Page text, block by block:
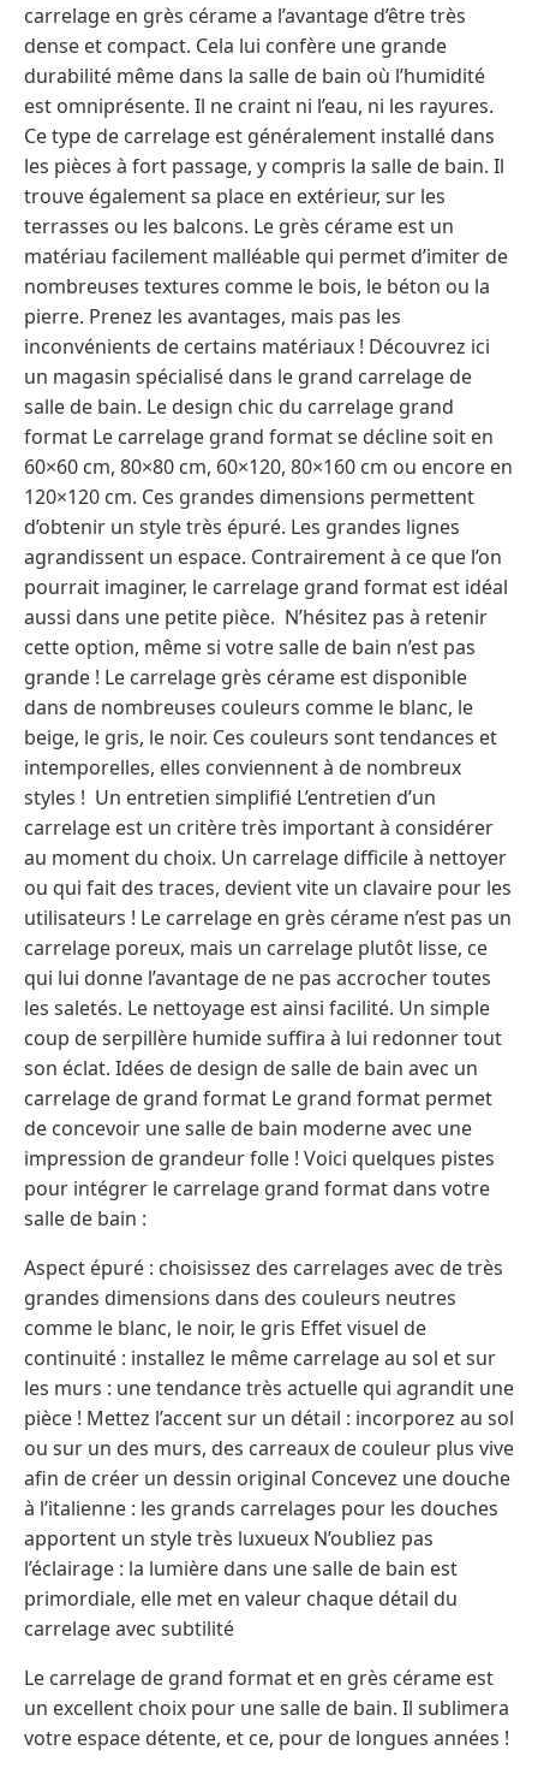
carrelage en grès cérame a l’avantage d’être très
dense et compact. Cela lui confère une grande
durabilité même dans la salle de bain où l’humidité
est omniprésente. Il ne craint ni l’eau, ni les rayures.
Ce type de carrelage est généralement installé dans
les pièces à fort passage, y compris la salle de bain. Il
trouve également sa place en extérieur, sur les
terrasses ou les balcons. Le grès cérame est un
matériau facilement malléable qui permet d’imiter de
nombreuses textures comme le bois, le béton ou la
pierre. Prenez les avantages, mais pas les
inconvénients de certains matériaux ! Découvrez ici
un magasin spécialisé dans le grand carrelage de
salle de bain. Le design chic du carrelage grand
format Le carrelage grand format se décline soit en
60×60 cm, 80×80 cm, 60×120, 80×160 cm ou encore en
120×120 cm. Ces grandes dimensions permettent
d’obtenir un style très épuré. Les grandes lignes
agrandissent un espace. Contrairement à ce que l’on
pourrait imaginer, le carrelage grand format est idéal
aussi dans une petite pièce. N’hésitez pas à retenir
cette option, même si votre salle de bain n’est pas
grande ! Le carrelage grès cérame est disponible
dans de nombreuses couleurs comme le blanc, le
beige, le gris, le noir. Ces couleurs sont tendances et
intemporelles, elles conviennent à de nombreux
styles ! Un entretien simplifié L’entretien d’un
carrelage est un critère très important à considérer
au moment du choix. Un carrelage difficile à nettoyer
ou qui fait des traces, devient vite un clavaire pour les
utilisateurs ! Le carrelage en grès cérame n’est pas un
carrelage poreux, mais un carrelage plutôt lisse, ce
qui lui donne l’avantage de ne pas accrocher toutes
les saletés. Le nettoyage est ainsi facilité. Un simple
coup de serpillère humide suffira à lui redonner tout
son éclat. Idées de design de salle de bain avec un
carrelage de grand format Le grand format permet
de concevoir une salle de bain moderne avec une
impression de grandeur folle ! Voici quelques pistes
pour intégrer le carrelage grand format dans votre
salle de bain :
Aspect épuré : choisissez des carrelages avec de très
grandes dimensions dans des couleurs neutres
comme le blanc, le noir, le gris Effet visuel de
continuité : installez le même carrelage au sol et sur
les murs : une tendance très actuelle qui agrandit une
pièce ! Mettez l’accent sur un détail : incorporez au sol
ou sur un des murs, des carreaux de couleur plus vive
afin de créer un dessin original Concevez une douche
à l’italienne : les grands carrelages pour les douches
apportent un style très luxueux N’oubliez pas
l’éclairage : la lumière dans une salle de bain est
primordiale, elle met en valeur chaque détail du
carrelage avec subtilité
Le carrelage de grand format et en grès cérame est
un excellent choix pour une salle de bain. Il sublimera
votre espace détente, et ce, pour de longues années !